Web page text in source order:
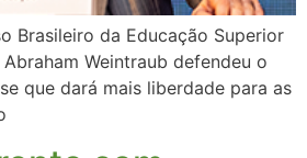
Brasileiro da Educação Superior
Weintraub defendeu o
que dará mais liberdade para as